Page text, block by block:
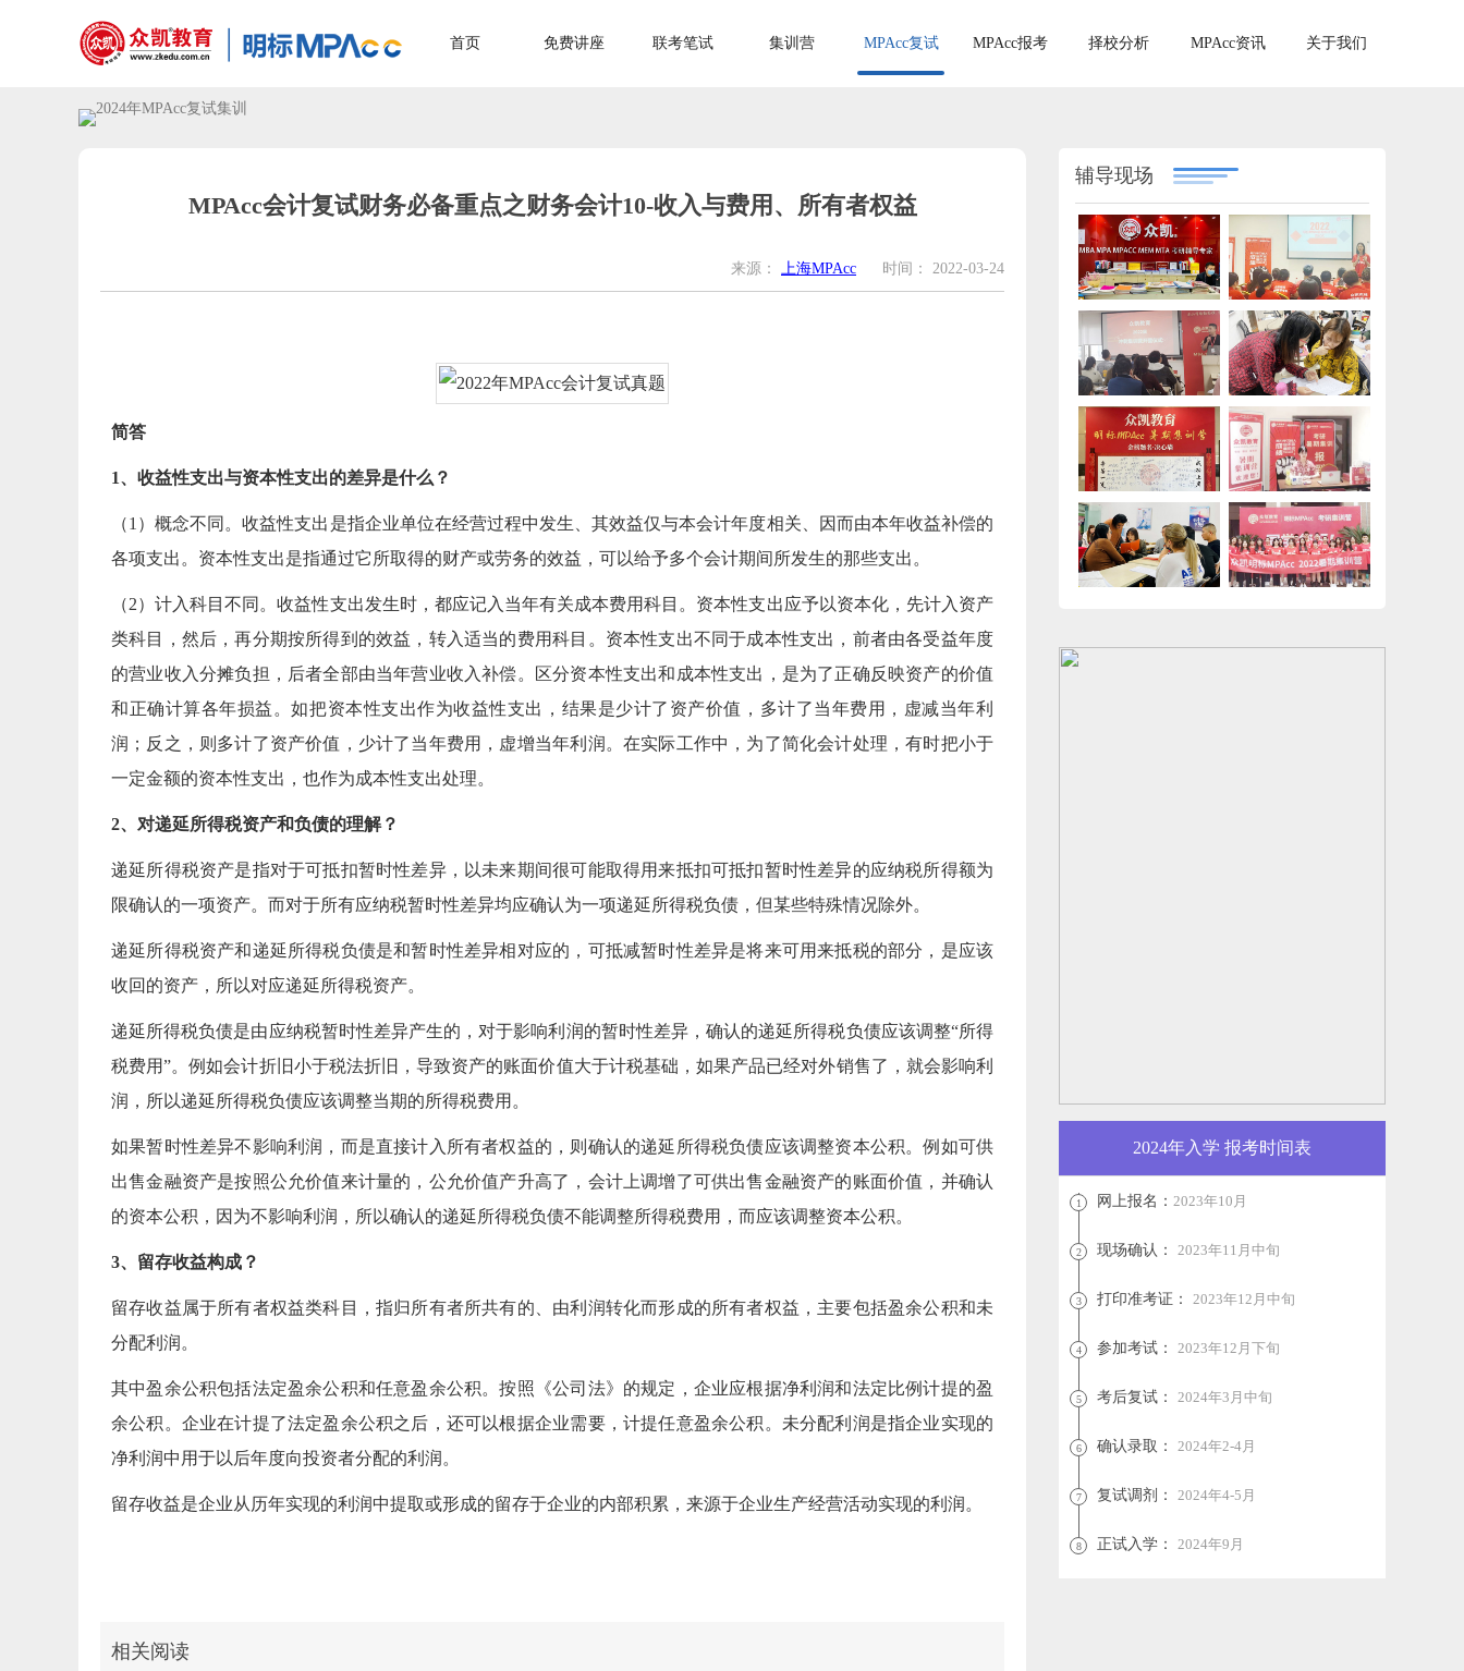
首页 免费讲座 联考笔试 集训营 MPAcc复试 MPAcc报考 择校分析 MPAcc资讯 关于我们
MPAcc会计复试财务必备重点之财务会计10-收入与费用、所有者权益
来源： 上海MPAcc 时间： 2022-03-24
简答
1、收益性支出与资本性支出的差异是什么？
（1）概念不同。收益性支出是指企业单位在经营过程中发生、其效益仅与本会计年度相关、因而由本年收益补偿的
各项支出。资本性支出是指通过它所取得的财产或劳务的效益，可以给予多个会计期间所发生的那些支出。
（2）计入科目不同。收益性支出发生时，都应记入当年有关成本费用科目。资本性支出应予以资本化，先计入资产
类科目，然后，再分期按所得到的效益，转入适当的费用科目。资本性支出不同于成本性支出，前者由各受益年度
的营业收入分摊负担，后者全部由当年营业收入补偿。区分资本性支出和成本性支出，是为了正确反映资产的价值
和正确计算各年损益。如把资本性支出作为收益性支出，结果是少计了资产价值，多计了当年费用，虚减当年利
润；反之，则多计了资产价值，少计了当年费用，虚增当年利润。在实际工作中，为了简化会计处理，有时把小于
一定金额的资本性支出，也作为成本性支出处理。
2、对递延所得税资产和负债的理解？
递延所得税资产是指对于可抵扣暂时性差异，以未来期间很可能取得用来抵扣可抵扣暂时性差异的应纳税所得额为
限确认的一项资产。而对于所有应纳税暂时性差异均应确认为一项递延所得税负债，但某些特殊情况除外。
递延所得税资产和递延所得税负债是和暂时性差异相对应的，可抵减暂时性差异是将来可用来抵税的部分，是应该
收回的资产，所以对应递延所得税资产。
递延所得税负债是由应纳税暂时性差异产生的，对于影响利润的暂时性差异，确认的递延所得税负债应该调整“所得
税费用”。例如会计折旧小于税法折旧，导致资产的账面价值大于计税基础，如果产品已经对外销售了，就会影响利
润，所以递延所得税负债应该调整当期的所得税费用。
如果暂时性差异不影响利润，而是直接计入所有者权益的，则确认的递延所得税负债应该调整资本公积。例如可供
出售金融资产是按照公允价值来计量的，公允价值产升高了，会计上调增了可供出售金融资产的账面价值，并确认
的资本公积，因为不影响利润，所以确认的递延所得税负债不能调整所得税费用，而应该调整资本公积。
3、留存收益构成？
留存收益属于所有者权益类科目，指归所有者所共有的、由利润转化而形成的所有者权益，主要包括盈余公积和未
分配利润。
其中盈余公积包括法定盈余公积和任意盈余公积。按照《公司法》的规定，企业应根据净利润和法定比例计提的盈
余公积。企业在计提了法定盈余公积之后，还可以根据企业需要，计提任意盈余公积。未分配利润是指企业实现的
净利润中用于以后年度向投资者分配的利润。
留存收益是企业从历年实现的利润中提取或形成的留存于企业的内部积累，来源于企业生产经营活动实现的利润。
相关阅读
辅导现场
2024年入学 报考时间表
1 网上报名： 2023年10月
2 现场确认： 2023年11月中旬
3 打印准考证： 2023年12月中旬
4 参加考试： 2023年12月下旬
5 考后复试： 2024年3月中旬
6 确认录取： 2024年2-4月
7 复试调剂： 2024年4-5月
8 正试入学： 2024年9月